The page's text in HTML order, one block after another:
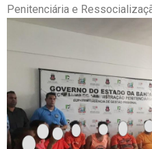
Penitenciária e